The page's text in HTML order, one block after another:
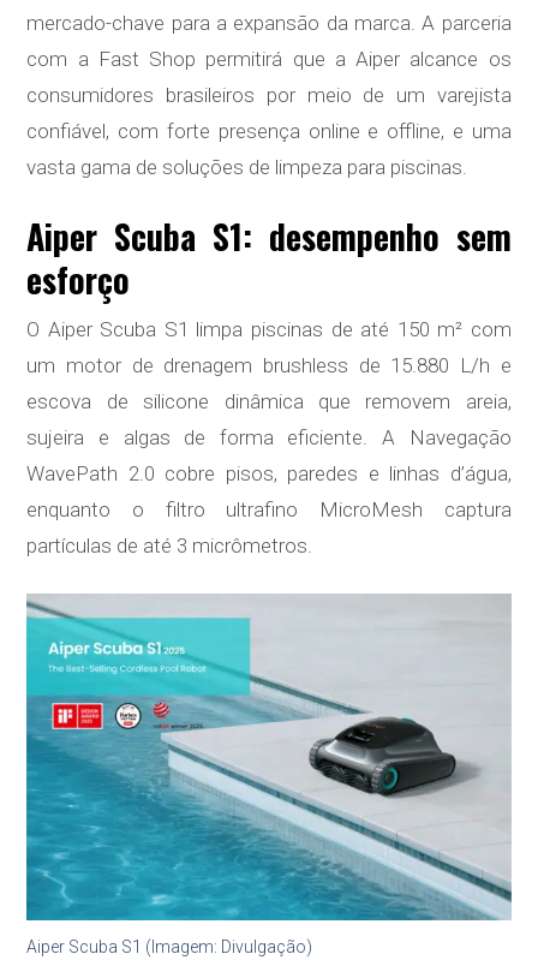
mercado-chave para a expansão da marca. A parceria
com a Fast Shop permitirá que a Aiper alcance os
consumidores brasileiros por meio de um varejista
confiável, com forte presença online e offline, e uma
vasta gama de soluções de limpeza para piscinas.
Aiper Scuba S1: desempenho sem
esforço
O Aiper Scuba S1 limpa piscinas de até 150 m² com
um motor de drenagem brushless de 15.880 L/h e
escova de silicone dinâmica que removem areia,
sujeira e algas de forma eficiente. A Navegação
WavePath 2.0 cobre pisos, paredes e linhas d’água,
enquanto o filtro ultrafino MicroMesh captura
partículas de até 3 micrômetros.
Aiper Scuba S1 (Imagem: Divulgação)